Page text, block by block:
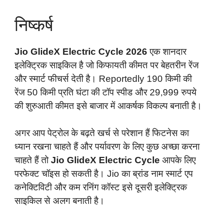
निष्कर्ष
Jio GlideX Electric Cycle 2026 एक शानदार
इलेक्ट्रिक साइकिल है जो किफायती कीमत पर बेहतरीन रेंज
और स्मार्ट फीचर्स देती है। Reportedly 190 किमी की
रेंज 50 किमी प्रति घंटा की टॉप स्पीड और 29,999 रुपये
की शुरुआती कीमत इसे बाजार में आकर्षक विकल्प बनाती है।
अगर आप पेट्रोल के बढ़ते खर्च से परेशान हैं फिटनेस का
ध्यान रखना चाहते हैं और पर्यावरण के लिए कुछ अच्छा करना
चाहते हैं तोJio GlideX Electric Cycle आपके लिए
परफेक्ट चॉइस हो सकती है। Jio का ब्रांड नाम स्मार्ट एप
कनेक्टिविटी और कम रनिंग कॉस्ट इसे दूसरी इलेक्ट्रिक
साइकिल से अलग बनाती है।